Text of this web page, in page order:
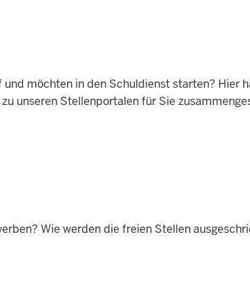
möchten in den Schuldienst starten? Hier
unseren Stellenportalen für Sie
Wie werden die freien Stellen